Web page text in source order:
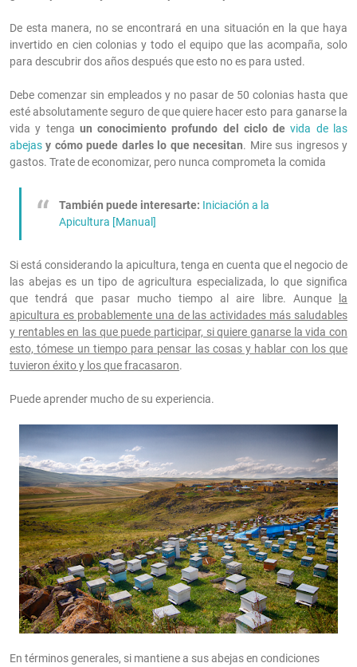
De esta manera, no se encontrará en una situación en la que haya
invertido en cien colonias y todo el equipo que las acompaña, solo
para descubrir dos años después que esto no es para usted.
Debe comenzar sin empleados y no pasar de 50 colonias hasta que
esté absolutamente seguro de que quiere hacer esto para ganarse la
vida y tenga un conocimiento profundo del ciclo devida de las
abejas y cómo puede darles lo que necesitan. Mire sus ingresos y
gastos. Trate de economizar, pero nunca comprometa la comida
También puede interesarte: Iniciación a la
Apicultura [Manual]
Si está considerando la apicultura, tenga en cuenta que el negocio de
las abejas es un tipo de agricultura especializada, lo que significa
que tendrá que pasar mucho tiempo al aire libre. Aunque
la
apicultura es probablemente una de las actividades más saludables
y rentables en las que puede participar, si quiere ganarse la vida con
esto, tómese un tiempo para pensar las cosas y hablar con los que
tuvieron éxito y los que fracasaron.
Puede aprender mucho de su experiencia.
En términos generales, si mantiene a sus abejasen condiciones